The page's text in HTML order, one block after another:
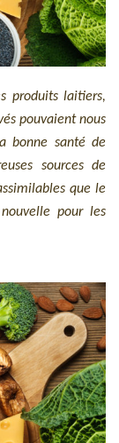
produits laitiers,
pouvaient nous
bonne santé de
sources de
que le
pour les